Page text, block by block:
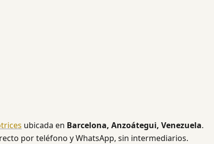
ubicada en Barcelona, Anzoátegui, Venezuela.
por teléfono y WhatsApp, sin intermediarios.